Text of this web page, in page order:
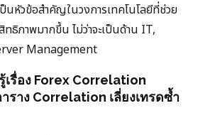
นหัวข้อสำคัญในวงการเทคโนโลยีที่ช่วย
ทธิภาพมากขึ้น ไม่ว่าจะเป็นด้าน IT,
Management
เรื่อง Forex Correlation
ราง Correlation เลี่ยงเทรดซ้ำ